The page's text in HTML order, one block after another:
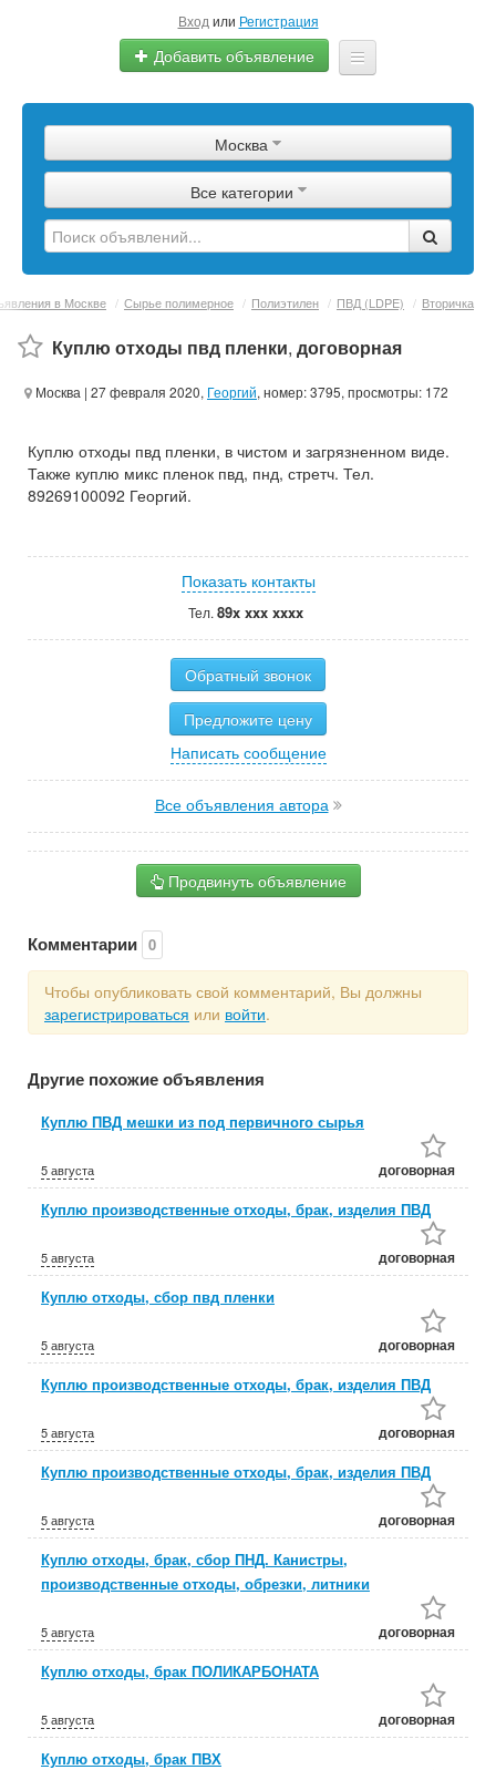
Вход или Регистрация
Добавить объявление
Сырье
Изделия
Оборудование
Услуги
Еще
Москва
Все категории
в Москве / Сырье полимерное / Полиэтилен / ПВД (LDPE) / Вторичка
Куплю отходы пвд пленки, договорная
Москва | 27 февраля 2020, Георгий, номер: 3795, просмотры: 172
Куплю отходы пвд пленки, в чистом и загрязненном виде.
Также куплю микс пленок пвд, пнд, стретч. Тел.
89269100092 Георгий.
Показать контакты
Тел. 89x xxx xxxx
Обратный звонок
Предложите цену
Написать сообщение
Все объявления автора
Продвинуть объявление
Комментарии 0
Чтобы опубликовать свой комментарий, Вы должны
зарегистрироваться или войти.
Другие похожие объявления
Куплю ПВД мешки из под первичного сырья
5 августа договорная
Куплю производственные отходы, брак, изделия ПВД
5 августа договорная
Куплю отходы, сбор пвд пленки
5 августа договорная
Куплю производственные отходы, брак, изделия ПВД
5 августа договорная
Куплю производственные отходы, брак, изделия ПВД
5 августа договорная
Куплю отходы, брак, сбор ПНД. Канистры,
производственные отходы, обрезки, литники
5 августа договорная
Куплю отходы, брак ПОЛИКАРБОНАТА
5 августа договорная
Куплю отходы, брак ПВХ